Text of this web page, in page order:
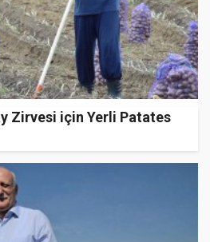
Zirvesi için Yerli Patates